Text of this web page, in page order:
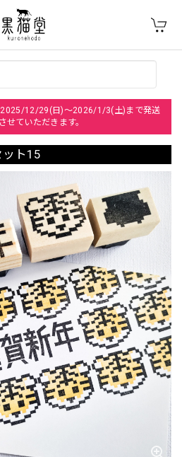
2025/12/29(日)～2026/1/3(土)まで発送
せていただきます。
ト15